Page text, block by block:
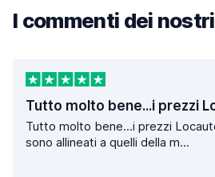
I commenti dei
Tutto molto bene...i prezzi
Tutto molto bene...i prezzi
sono allineati a quelli della m...